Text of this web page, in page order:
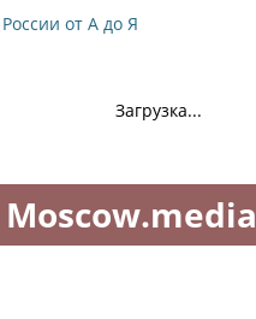
от А до Я
Загрузка...
Moscow.media